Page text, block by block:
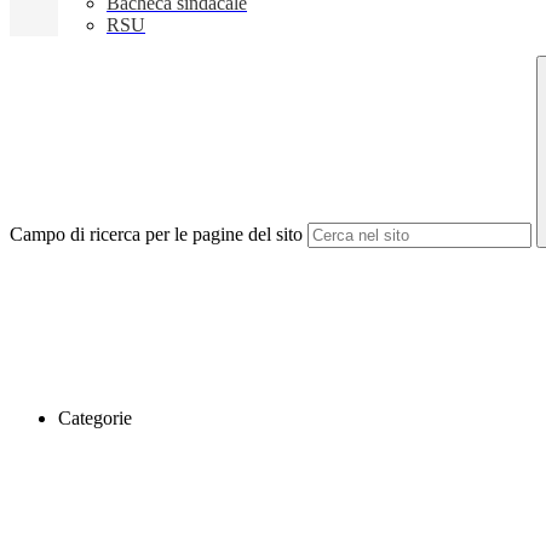
RSU
Campo di ricerca per le pagine del sito
Categorie